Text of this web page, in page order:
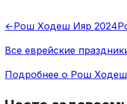
←Рош Ходеш Ияр 2024
Все еврейские
Подробнее о Рош